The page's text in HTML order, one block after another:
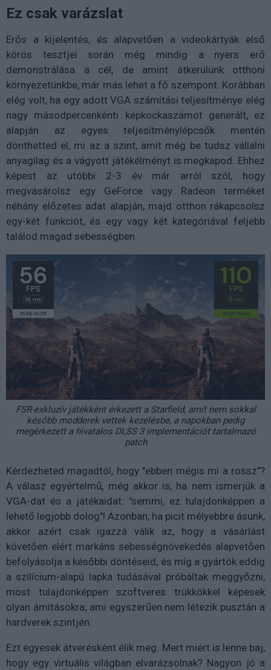
Ez csak varázslat
Erős a kijelentés, és alapvetően a videokártyák első
körös tesztjei során még mindig a nyers erő
demonstrálása a cél, de amint átkerülünk otthoni
környezetünkbe, már más lehet a fő szempont. Korábban
elég volt, ha egy adott VGA számítási teljesítménye elég
nagy másodpercenkénti képkockaszámot generált, ez
alapján az egyes teljesítménylépcsők mentén
dönthetted el, mi az a szint, amit még be tudsz vállalni
anyagilag és a vágyott játékélményt is megkapod. Ehhez
képest az utóbbi 2-3 év már arról szól, hogy
megvásárolsz egy GeForce vagy Radeon terméket
néhány előzetes adat alapján, majd otthon rákapcsolsz
egy-két funkciót, és egy vagy két kategóriával feljebb
találod magad sebességben.
FSR-exkluzív játékként érkezett a Starfield, amit nem sokkal
később modderek vettek kezelésbe, a napokban pedig
megérkezett a hivatalos DLSS 3 implementációt tartalmazó
patch
Kérdezheted magadtól, hogy "ebben mégis mi a rossz"?
A válasz egyértelmű, még akkor is, ha nem ismerjük a
VGA-dat és a játékaidat: "semmi, ez tulajdonképpen a
lehető legjobb dolog"! Azonban, ha picit mélyebbre ásunk,
akkor azért csak igazzá válik az, hogy a vásárlást
követően elért markáns sebességnövekedés alapvetően
befolyásolja a későbbi döntéseid, és míg a gyártók eddig
a szilícium-alapú lapka tudásával próbáltak meggyőzni,
most tulajdonképpen szoftveres trükkökkel képesek
olyan ámításokra, ami egyszerűen nem létezik pusztán a
hardverek szintjén.
Ezt egyesek átverésként élik meg. Mert miért is lenne baj,
hogy egy virtuális világban elvarázsolnak? Nagyon jó a